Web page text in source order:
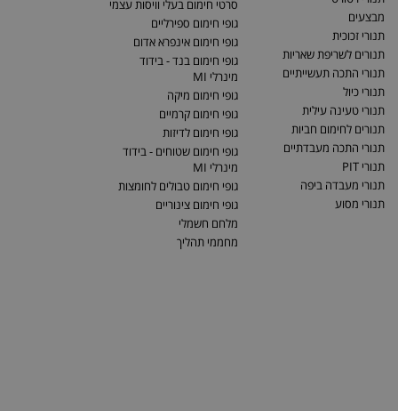
מבצעים
תנורי זכוכית
תנורים לשריפת שאריות
תנורי התכה תעשייתיים
תנורי כיול
תנורי טעינה עילית
תנורים לחימום חביות
תנורי התכה מעבדתיים
תנורי PIT
תנורי מעבדה ביפה
תנורי מסוע
סרטי חימום בעלי וויסות עצמי
גופי חימום ספירליים
גופי חימום אינפרא אדום
גופי חימום בנד - בידוד
מינרלי MI
גופי חימום מיקה
גופי חימום קרמיים
גופי חימום לדיזות
גופי חימום שטוחים - בידוד
מינרלי MI
גופי חימום טבולים לחומצות
גופי חימום צינוריים
מלחם חשמלי
מחממי תהליך